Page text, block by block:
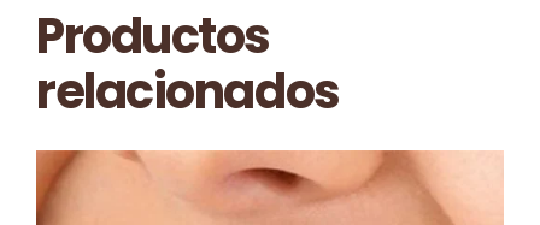
Productos
relacionados